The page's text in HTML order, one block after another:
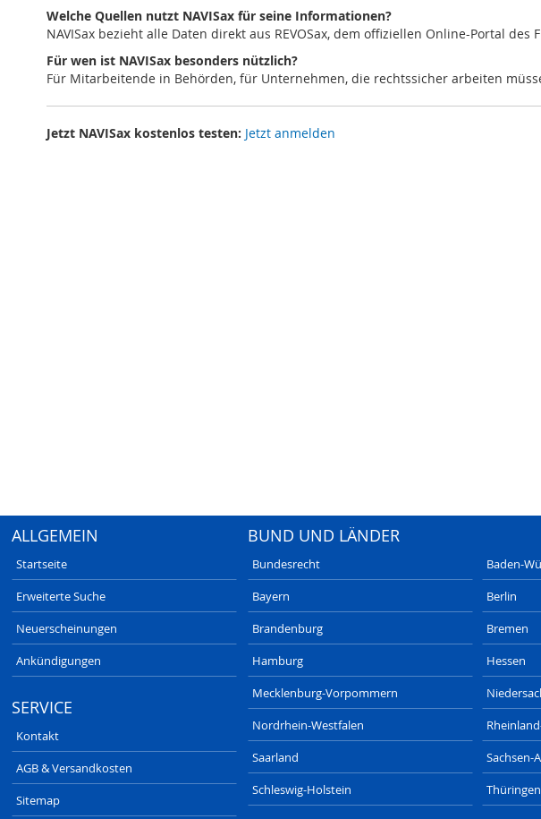
Welche Quellen nutzt NAVISax für seine Informationen?
NAVISax bezieht alle Daten direkt aus REVOSax, dem offiziellen Online-Portal
Für wen ist NAVISax besonders nützlich?
Für Mitarbeitende in Behörden, für Unternehmen, die rechtssicher arbeiten
Jetzt NAVISax kostenlos testen: Jetzt anmelden
ALLGEMEIN
Startseite
Erweiterte Suche
Neuerscheinungen
Ankündigungen
SERVICE
Kontakt
AGB & Versandkosten
Sitemap
BUND UND LÄNDER
Bundesrecht
Baden-
Bayern
Berlin
Brandenburg
Bremen
Hamburg
Hessen
Mecklenburg-Vorpommern
Nordrhein-Westfalen
Saarland
Sachsen-
Schleswig-Holstein
Thüringen